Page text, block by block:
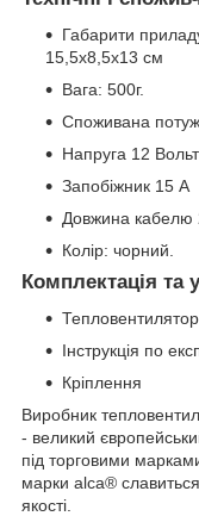
Габарити
15,5x8,5x13 см
Вага: 500г.
Споживана
Напруга 12 Вольт
Запобіжник 15 A
Довжина кабелю
Колір: чорний.
Комплектація та
Інструкція по
Кріплення
Виробник
- великий
під торговими
марки аlca®
якості.